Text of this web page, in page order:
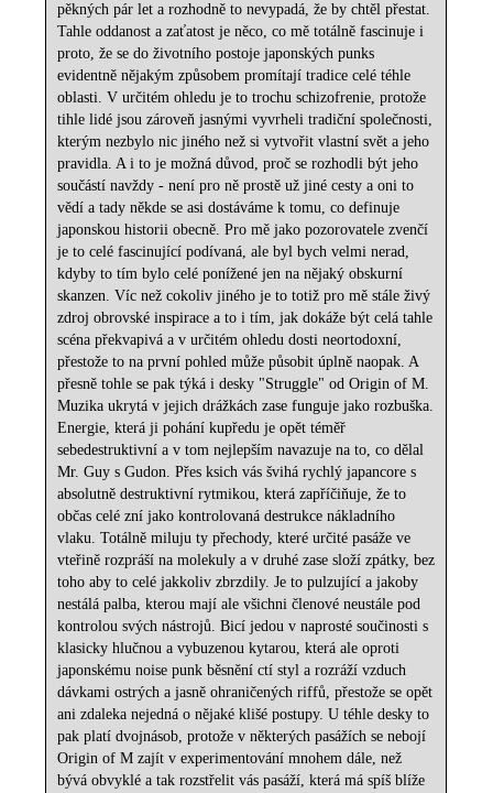
pěkných pár let a rozhodně to nevypadá, že by chtěl přestat.
Tahle oddanost a zaťatost je něco, co mě totálně fascinuje i
proto, že se do životního postoje japonských punks
evidentně nějakým způsobem promítají tradice celé téhle
oblasti. V určitém ohledu je to trochu schizofrenie, protože
tihle lidé jsou zároveň jasnými vyvrheli tradiční společnosti,
kterým nezbylo nic jiného než si vytvořit vlastní svět a jeho
pravidla. A i to je možná důvod, proč se rozhodli být jeho
součástí navždy - není pro ně prostě už jiné cesty a oni to
vědí a tady někde se asi dostáváme k tomu, co definuje
japonskou historii obecně. Pro mě jako pozorovatele zvenčí
je to celé fascinující podívaná, ale byl bych velmi nerad,
kdyby to tím bylo celé ponížené jen na nějaký obskurní
skanzen. Víc než cokoliv jiného je to totiž pro mě stále živý
zdroj obrovské inspirace a to i tím, jak dokáže být celá tahle
scéna překvapivá a v určitém ohledu dosti neortodoxní,
přestože to na první pohled může působit úplně naopak. A
přesně tohle se pak týká i desky "Struggle" od Origin of M.
Muzika ukrytá v jejich drážkách zase funguje jako rozbuška.
Energie, která ji pohání kupředu je opět téměř
sebedestruktivní a v tom nejlepším navazuje na to, co dělal
Mr. Guy s Gudon. Přes ksich vás švihá rychlý japancore s
absolutně destruktivní rytmikou, která zapříčiňuje, že to
občas celé zní jako kontrolovaná destrukce nákladního
vlaku. Totálně miluju ty přechody, které určité pasáže ve
vteřině rozpráší na molekuly a v druhé zase složí zpátky, bez
toho aby to celé jakkoliv zbrzdily. Je to pulzující a jakoby
nestálá palba, kterou mají ale všichni členové neustále pod
kontrolou svých nástrojů. Bicí jedou v naprosté součinosti s
klasicky hlučnou a vybuzenou kytarou, která ale oproti
japonskému noise punk běsnění ctí styl a rozráží vzduch
dávkami ostrých a jasně ohraničených riffů, přestože se opět
ani zdaleka nejedná o nějaké klišé postupy. U téhle desky to
pak platí dvojnásob, protože v některých pasážích se nebojí
Origin of M zajít v experimentování mnohem dále, než
bývá obvyklé a tak rozstřelit vás pasáží, která má spíš blíže